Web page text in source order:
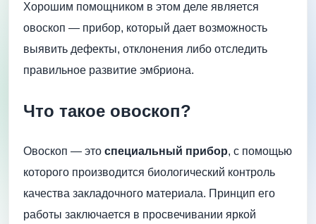
Хорошим помощником в этом деле является
овоскоп — прибор, который дает возможность
выявить дефекты, отклонения либо отследить
правильное развитие эмбриона.
Что такое овоскоп?
Овоскоп — это специальный прибор, с помощью
которого производится биологический контроль
качества закладочного материала. Принцип его
работы заключается в просвечивании яркой